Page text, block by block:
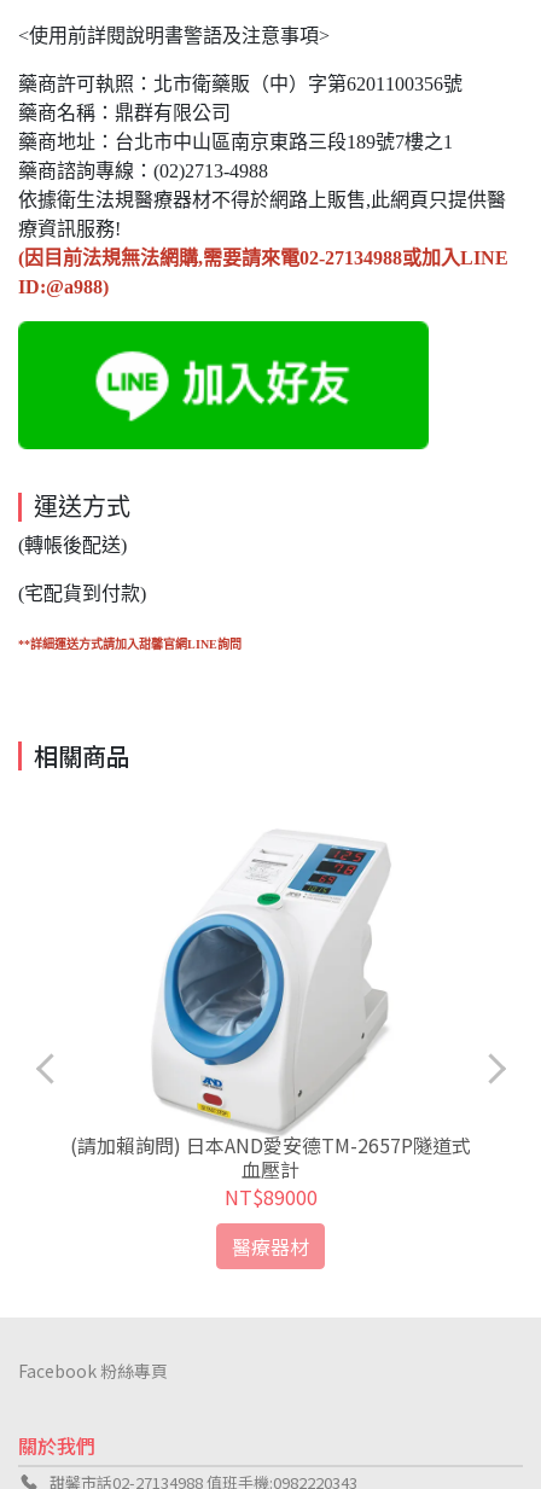
<使用前詳閱說明書警語及注意事項>
藥商許可執照：北市衛藥販（中）字第6201100356號
藥商名稱：鼎群有限公司
藥商地址：台北市中山區南京東路三段189號7樓之1
藥商諮詢專線：(02)2713-4988
依據衛生法規醫療器材不得於網路上販售,此網頁只提供醫
療資訊服務!
(因目前法規無法網購,需要請來電02-27134988或加入LINE
ID:@a988)
運送方式
(轉帳後配送)
(宅配貨到付款)
**詳細運送方式請加入甜馨官網LINE詢問
相關商品
(請加賴詢問) 日本AND愛安德TM-2657P隧道式
血壓計
NT$89000
醫療器材
關於我們
甜馨市話02-27134988 值班手機:0982220343
Facebook 粉絲專頁